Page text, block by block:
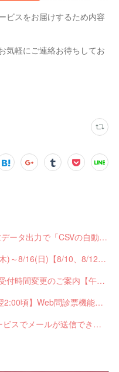
ビスをお届けするため内容
気軽にご連絡お待ちしてお
【機能UP】サブスクペンギンの請求データ出力で「CSVの自動分割出力」と「出力ステータスの確認」ができるようになりました！
夏季休業のご案内：8/11(火)、8/13(木)～8/16(日)【8/10、8/12は通常営業】
【7/30(木)午前】お問合せ窓口 臨時受付時間変更のご案内【午前の受付9：30～10:59】
※終了しました※【7/21(火) 22:00～翌2:00頃】Web問診票機能がご利用できません【ペンギンカルテ大型メンテナンス】
【復旧報】WiLLDoが提供する全サービスでメールが送信できない不具合が発生していました